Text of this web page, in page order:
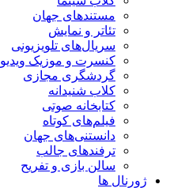
مستندهای جهان
تئاتر و نمایش
سریال‌های تلویزیونی
کنسرت و موزیک ویدیو
گردشگری مجازی
کلاب شنیدانه
کتابخانه صوتی
فیلم‌های کوتاه
دانستنی‌های جهان
ترفندهای جالب
سالن بازی و تفریح
ژورنال ها